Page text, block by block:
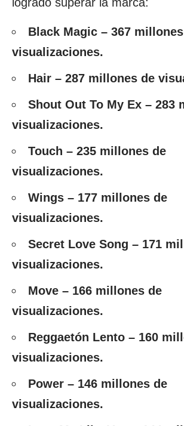
Black Magic – 367
visualizaciones.
Hair – 287 millones de
Shout Out To My Ex – 283
visualizaciones.
Touch – 235 millones de
visualizaciones.
Wings – 177 millones de
visualizaciones.
Secret Love Song – 171
visualizaciones.
Move – 166 millones de
visualizaciones.
Reggaetón Lento – 160
visualizaciones.
Power – 146 millones de
visualizaciones.